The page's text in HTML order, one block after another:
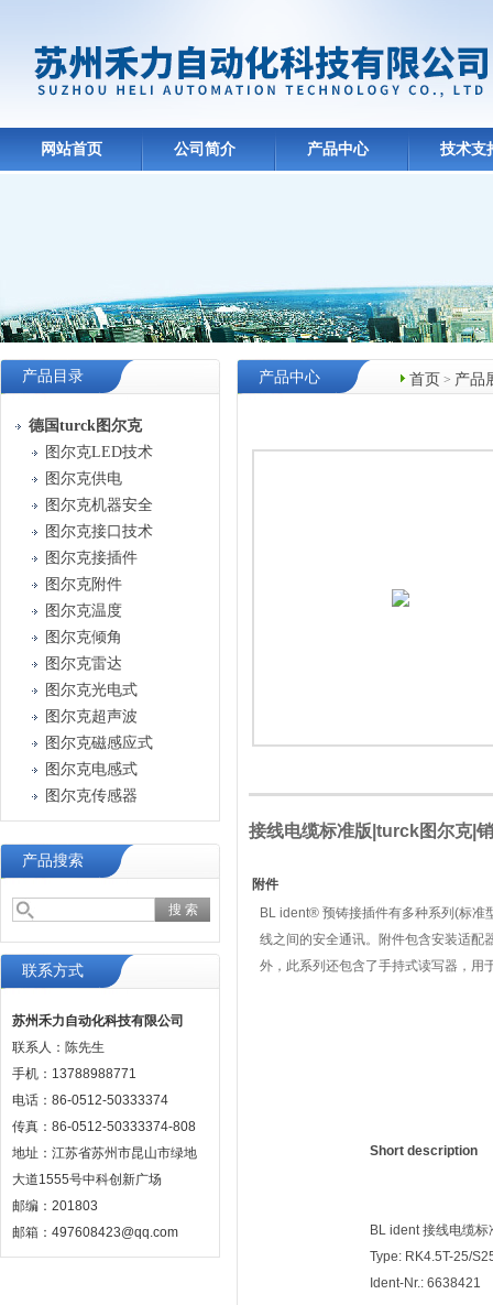
网站首页 公司简介 产品中心 技术支
产品目录
德国turck图尔克
图尔克LED技术
图尔克供电
图尔克机器安全
图尔克接口技术
图尔克接插件
图尔克附件
图尔克温度
图尔克倾角
图尔克雷达
图尔克光电式
图尔克超声波
图尔克磁感应式
图尔克电感式
图尔克传感器
产品搜索
联系方式
苏州禾力自动化科技有限公司
联系人：陈先生
手机：13788988771
电话：86-0512-50333374
传真：86-0512-50333374-808
地址：江苏省苏州市昆山市绿地
大道1555号中科创新广场
邮编：201803
邮箱：497608423@qq.com
首页 > 产品
产品中心
接线电缆标准版|turck图尔克|
附件
BL ident® 预铸接插件有多种系列(标准
线之间的安全通讯。附件包含安装适配
外，此系列还包含了手持式读写器，用
Short description
BL ident 接线电缆
Type: RK4.5T-25/
Ident-Nr.: 6638421